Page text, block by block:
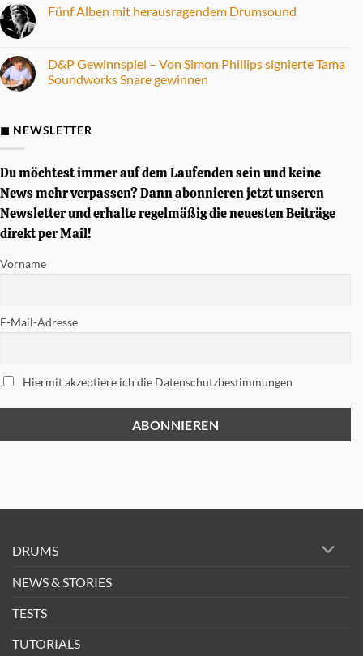
Fame
DD-
Drum
Set
im
Fünf Alben mit herausragendem Drumsound
Fünf
Alben
mit
D&P Gewinnspiel – Von Simon Phillips signierte Tama
Soundworks Snare gewinnen
D&P
Gewinnspiel
Simon
Phillips
signierte
Tama
Soundworks
Snare
gewinnen
◼ NEWSLETTER
Du möchtest immer auf dem Laufenden sein und keine
News mehr verpassen? Dann abonnieren jetzt unseren
Newsletter und erhalte regelmäßig die neuesten Beiträge
direkt per Mail!
Vorname
E-Mail-Adresse
Hiermit akzeptiere ich die Datenschutzbestimmungen
DRUMS
NEWS & STORIES
TESTS
TUTORIALS